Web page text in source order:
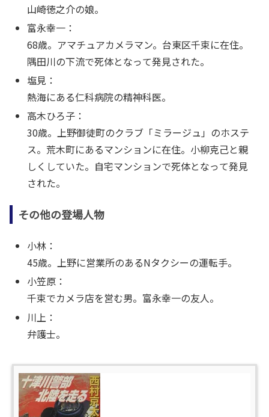
山崎徳之介の娘。
富永幸一：
68歳。アマチュアカメラマン。台東区千束に在住。
隅田川の下流で死体となって発見された。
塩見：
熱海にある仁科病院の精神科医。
高木ひろ子：
30歳。上野御徒町のクラブ「ミラージュ」のホステ
ス。荒木町にあるマンションに在住。小柳克己と親
しくしていた。自宅マンションで死体となって発見
された。
その他の登場人物
小林：
45歳。上野に営業所のあるNタクシーの運転手。
小笠原：
千束でカメラ店を営む男。富永幸一の友人。
川上：
弁護士。